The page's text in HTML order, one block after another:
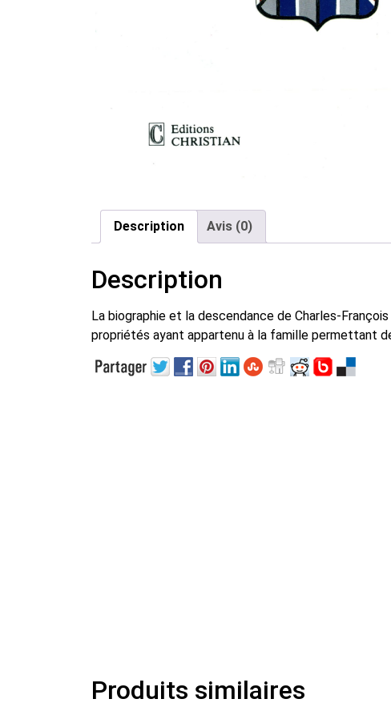
Description Avis (0)
Description
La biographie et la descendance de Charles-
propriétés ayant appartenu à la famille permettant
Produits similaires